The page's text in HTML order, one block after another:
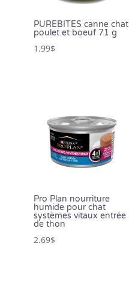
PUREBITES canne chat
poulet et boeuf 71 g
1.99$
Pro Plan nourriture
humide pour chat
systèmes vitaux entrée
de thon
2.69$